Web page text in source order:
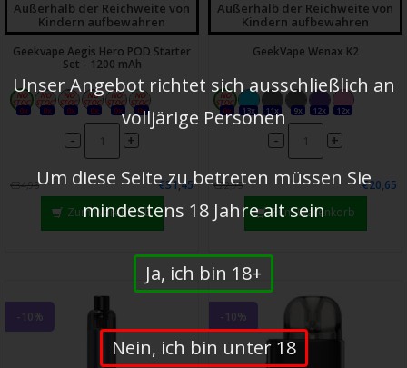
Außerhalb der Reichweite von
Kindern aufbewahren
Geekvape Aegis Hero POD Starter
Set - 1200 mAh
0x 0x 0x 0x 0x 0x
- +
€34,95
€31,45
Zum Warenkorb
Außerhalb der Reichweite von
Kindern aufbewahren
GeekVape Wenax K2
0x 13x 11x 9x 12x 12x
- +
€22,95
€20,65
Zum Warenkorb
-10% -10%
Unser Angebot richtet sich ausschließlich an
volljärige Personen
Um diese Seite zu betreten müssen Sie
mindestens 18 Jahre alt sein
Ja, ich bin 18+
Nein, ich bin unter 18